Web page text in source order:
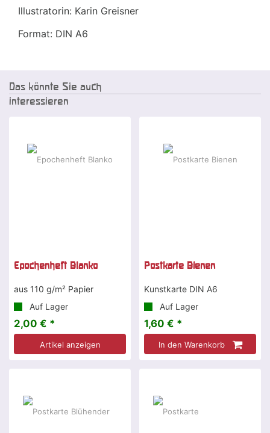
Illustratorin: Karin Greisner
Format: DIN A6
Das könnte Sie auch
interessieren
Epochenheft Blanko
aus 110 g/m² Papier
Auf Lager
2,00 € *
Artikel anzeigen
Postkarte Bienen
Kunstkarte DIN A6
Auf Lager
1,60 € *
In den Warenkorb